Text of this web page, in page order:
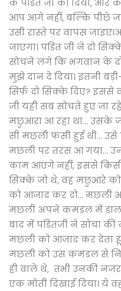
आप आगे नहीं, बल्कि पीछे
उसी रास्ते पर वापस
जाएगा। पंडित जी ने दो
सोचने लगे कि भगवान के
मुझे दान दे दिया। इतनी
सिर्फ दो सिक्के दिए? इससे
जी यही सब सोचते हुए जा
मछुआरा आ रहा था... उसके
सी मछली फंसी हुई थी... उसे
मछली पर तरस आ गया...
काम आएंगे नहीं, इससे किसी
सिक्के जो थे, वह मछुआरे
को आजाद कर दो... मछली
मछली अपने कमंडल में डाल
बाद में पंडितजी ने सोचा
मछली को आज़ाद कर देता
मछली को उस कमंडल से
ही वाले थे, तभी उनकी
एक मोती दिखाई दिया। ये